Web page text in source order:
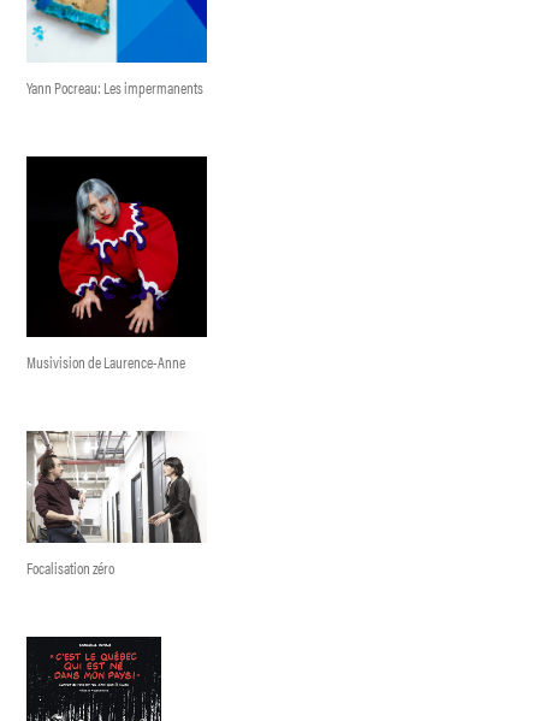
Yann Pocreau: Les impermanents
Musivision de Laurence-Anne
Focalisation zéro